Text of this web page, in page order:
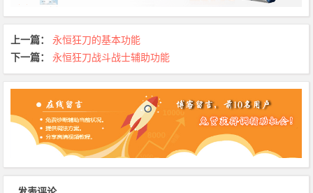
上一篇：
永恒狂刀的基本功能
下一篇：
永恒狂刀战斗战士辅助功能